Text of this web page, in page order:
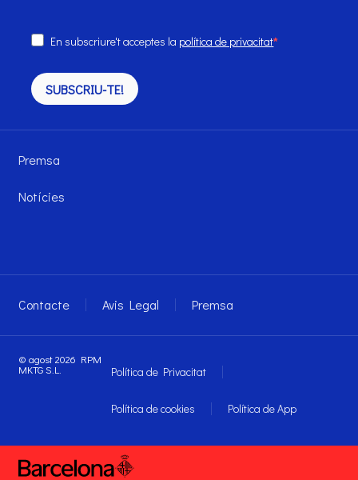
En subscriure't acceptes la política de privacitat
SUBSCRIU-TE!
Premsa
Notícies
Contacte Avis Legal Premsa
© agost 2026 RPM
MKTG S.L. Política de Privacitat
Política de cookies Política de App